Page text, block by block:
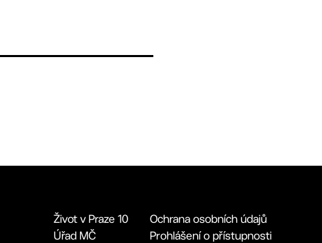
Život v Praze 10
Úřad MČ
Ochrana osobních údajů
Prohlášení o přístupnosti